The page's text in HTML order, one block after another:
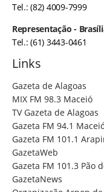
Tel.: (82) 4009-7999
Representação -
Tel.: (61) 3443-0461
Links
Gazeta de Alagoas
MIX FM 98.3 Maceió
TV Gazeta de Alagoas
Gazeta FM 94.1
Gazeta FM 101.1
GazetaWeb
Gazeta FM 101.3 Pão
GazetaNews